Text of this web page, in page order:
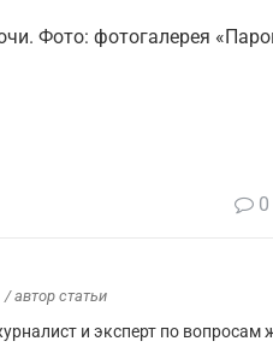
Фото: фотогалерея
0
/ автор статьи
и эксперт по вопросам